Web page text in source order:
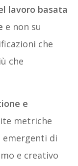
lavoro basata
e non su
che
che
e
metriche
emergenti di
e creativo